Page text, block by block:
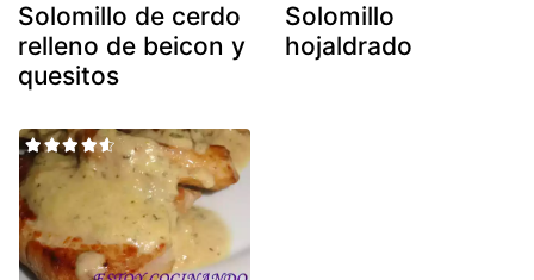
Solomillo de cerdo
relleno de beicon y
quesitos
Solomillo
hojaldrado